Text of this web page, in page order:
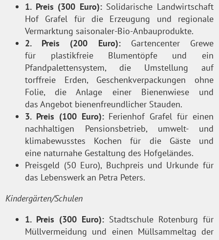
1. Preis (300 Euro):Solidarische Landwirtschaft
Hof Grafel für die Erzeugung und regionale
Vermarktung saisonaler-Bio-Anbauprodukte.
2. Preis (200 Euro):Gartencenter Grewe
für plastikfreie Blumentöpfe und ein
Pfandpalettensystem, die Umstellung auf
torffreie Erden, Geschenkverpackungen ohne
Folie, die Anlage einer Bienenwiese und
das Angebot bienenfreundlicher Stauden.
3. Preis (100 Euro):Ferienhof Grafel für einen
nachhaltigen Pensionsbetrieb, umwelt- und
klimabewusstes Kochen für die Gäste und
eine naturnahe Gestaltung des Hofgeländes.
Preisgeld (50 Euro), Buchpreis und Urkunde für
das Lebenswerk an Petra Peters.
Kindergärten/Schulen
1. Preis (300 Euro): Stadtschule Rotenburg für
Müllvermeidung und einen Müllsammeltag der